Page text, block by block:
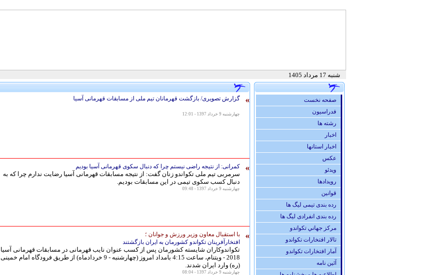
شنبه 17 مرداد 1405
.
» گزارش تصویری/ بازگشت قهرمانان تیم ملی از مسابقات قهرمانی آسیا
چهارشنبه 9 خرداد 1397 - 12:01
» کمرانی: از نتیجه راضی نیستم چرا که دنبال سکوی قهرمانی آسیا بودیم
سرمربی تیم ملی تکواندو زنان گفت: از نتیجه مسابقات قهرمانی آسیا رضایت ندارم چرا که به
دنبال کسب سکوی تیمی در این مسابقات بودیم.
چهارشنبه 9 خرداد 1397 - 09:48
»
با استقبال معاون وزیر ورزش و جوانان ؛
افتخارآفرينان تکواندو كشورمان به ايران بازگشتند
تکواندوکاران شایسته کشورمان پس از کسب عنوان نایب قهرمانی در مسابقات قهرمانی آسیا
2018 - ویتنام، ساعت 4:15 بامداد امروز (چهارشنبه - 9 خردادماه) از طریق فرودگاه امام خمینی
(ره) وارد ایران شدند.
چهارشنبه 9 خرداد 1397 - 08:04
صفحه نخست
فدراسيون
رشته ها
اخبار
اخبار استانها
عكس
ویدئو
رويدادها
قوانين
رده بندی تیمی لیگ ها
رده بندی انفرادی لیگ ها
مركز جهاني تكواندو
تالار افتخارات تكواندو
آمار افتخارات تكواندو
آئين نامه